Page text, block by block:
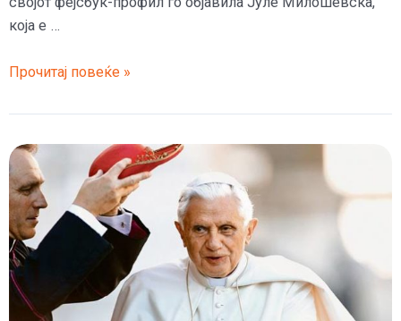
која е …
Детски
во
Америка
ја
пее
„Дувна
ветре
развигорче“
Прочитај повеќе »